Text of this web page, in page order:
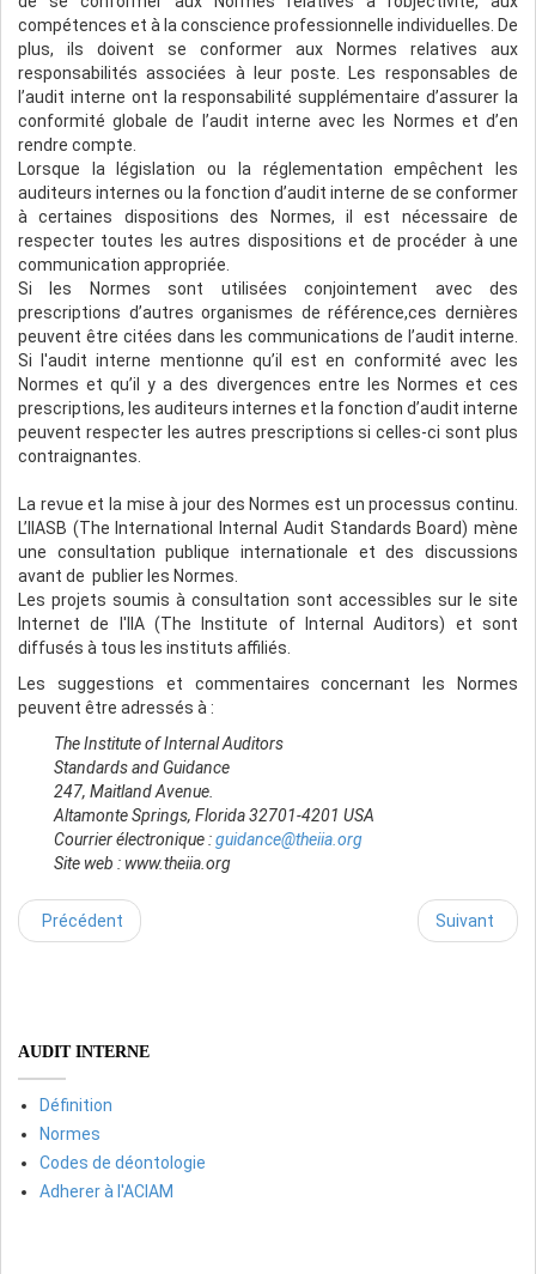
compétences et à la conscience professionnelle individuelles. De
plus, ils doivent se conformer aux Normes relatives aux
responsabilités associées à leur poste. Les responsables de
l’audit interne ont la responsabilité supplémentaire d’assurer la
conformité globale de l’audit interne avec les Normes et d’en
rendre compte.
Lorsque la législation ou la réglementation empêchent les
auditeurs internes ou la fonction d’audit interne de se conformer
à certaines dispositions des Normes, il est nécessaire de
respecter toutes les autres dispositions et de procéder à une
communication appropriée.
Si les Normes sont utilisées conjointement avec des
prescriptions d’autres organismes de référence,ces dernières
peuvent être citées dans les communications de l’audit interne.
Si l'audit interne mentionne qu’il est en conformité avec les
Normes et qu’il y a des divergences entre les Normes et ces
prescriptions, les auditeurs internes et la fonction d’audit interne
peuvent respecter les autres prescriptions si celles-ci sont plus
contraignantes.
La revue et la mise à jour des Normes est un processus continu.
L’IIASB (The International Internal Audit Standards Board) mène
une consultation publique internationale et des discussions
avant de publier les Normes.
Les projets soumis à consultation sont accessibles sur le site
Internet de l'IIA (The Institute of Internal Auditors) et sont
diffusés à tous les instituts affiliés.
Les suggestions et commentaires concernant les Normes
peuvent être adressés à :
The Institute of Internal Auditors
Standards and Guidance
247, Maitland Avenue.
Altamonte Springs, Florida 32701-4201 USA
Courrier électronique :guidance@theiia.org
Site web : www.theiia.org
Précédent Suivant
AUDIT INTERNE
Définition
Normes
Codes de déontologie
Adherer à l'ACIAM